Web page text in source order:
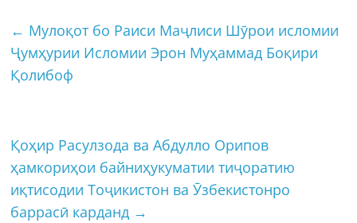
← Мулоқот бо Раиси Маҷлиси Шӯрои исломии
Ҷумҳурии Исломии Эрон Муҳаммад Боқири
Қолибоф
Қоҳир Расулзода ва Абдулло Орипов
ҳамкориҳои байниҳукуматии тиҷоратию
иқтисодии Тоҷикистон ва Ӯзбекистонро
баррасӣ карданд →